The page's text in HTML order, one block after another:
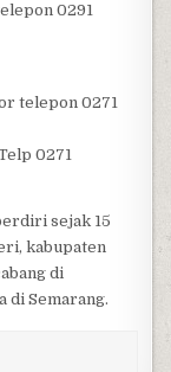
0291
telepon 0271
0271
sejak 15
kabupaten
di
di Semarang.